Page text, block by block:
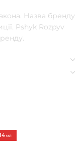
Назва бренду
Pshyk Rozpyv
МЛ